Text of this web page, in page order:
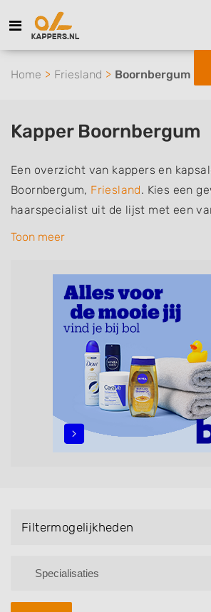
Home Friesland Boornbergum
Kapper Boornbergum
Een overzicht van kappers en
Boornbergum, Friesland. Kies een
haarspecialist uit de lijst met een
specialisaties of aantekeningen:
zonder afspraak terecht kunt. De
kunnen uw haren wassen, knippen,
maar ook helpen met extensions,
opsteken, weave, een
permanent, een bruidkapsel, make-
epileren,
een baard en pruiken. U kunt de
filteren met behulp van de
Toon meer
Filtermogelijkheden